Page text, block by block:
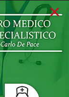
“la
delle
il
×